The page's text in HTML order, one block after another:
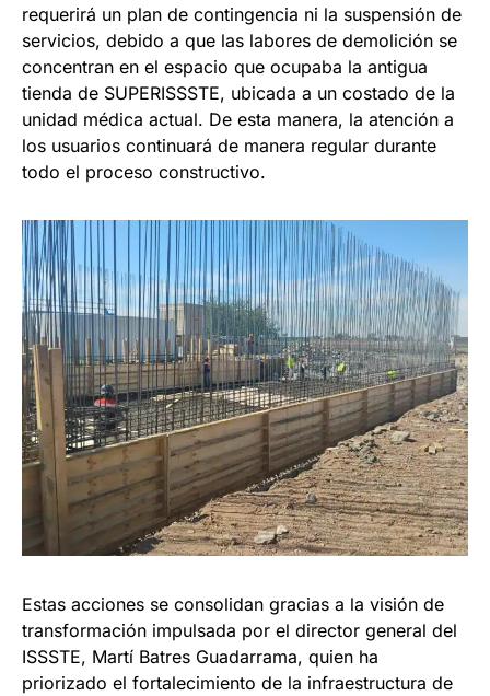
requerirá un plan de contingencia ni la suspensión de
servicios, debido a que las labores de demolición se
concentran en el espacio que ocupaba la antigua
tienda de SUPERISSSTE, ubicada a un costado de la
unidad médica actual. De esta manera, la atención a
los usuarios continuará de manera regular durante
todo el proceso constructivo.
Estas acciones se consolidan gracias a la visión de
transformación impulsada por el director general del
ISSSTE, Martí Batres Guadarrama, quien ha
priorizado el fortalecimiento de la infraestructura de